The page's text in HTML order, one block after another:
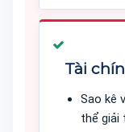
Tài
Sao kê
thể giải